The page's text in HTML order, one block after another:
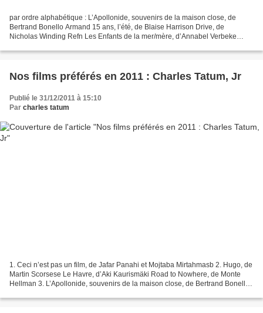
par ordre alphabétique : L’Apollonide, souvenirs de la maison close, de
Bertrand Bonello Armand 15 ans, l’été, de Blaise Harrison Drive, de
Nicholas Winding Refn Les Enfants de la mer/mère, d’Annabel Verbeke
Nos films préférés en 2011 : Charles Tatum, Jr
Publié le 31/12/2011 à 15:10
Par charles tatum
1. Ceci n’est pas un film, de Jafar Panahi et Mojtaba Mirtahmasb 2. Hugo, de
Martin Scorsese Le Havre, d’Aki Kaurismäki Road to Nowhere, de Monte
Hellman 3. L’Apollonide, souvenirs de la maison close, de Bertrand Bonello